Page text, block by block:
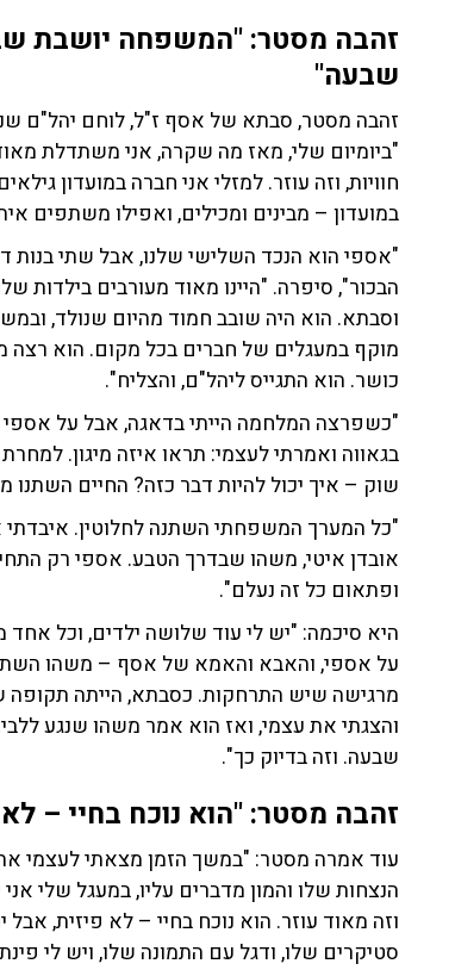
זהבה מסטר: "המשפחה יושבת
שבעה"
"ביומיום שלי, מאז מה שקרה, אני משתדלת
חוויות, וזה עוזר. למזלי אני חברה במועדון
במועדון – מבינים ומכילים, ואפילו משתפים
"אספי הוא הנכד השלישי שלנו, אבל שתי בנות
הבכור", סיפרה. "היינו מאוד מעורבים בילדות
וסבתא. הוא היה שובב חמוד מהיום שנולד,
מוקף במעגלים של חברים בכל מקום. הוא רצה
כושר. הוא התגייס ליהל"ם, והצליח".
"כשפרצה המלחמה הייתי בדאגה, אבל על אספי
בגאווה ואמרתי לעצמי: תראו איזה מיגון.
שוק – איך יכול להיות דבר כזה? החיים השתנו
"כל המערך המשפחתי השתנה לחלוטין.
אובדן איטי, משהו שבדרך הטבע. אספי רק
ופתאום כל זה נעלם".
היא סיכמה: "יש לי עוד שלושה ילדים, וכל
על אספי, והאבא והאמא של אסף – משהו
מרגישה שיש התרחקות. כסבתא, הייתה
והצגתי את עצמי, ואז הוא אמר משהו שנגע
שבעה. וזה בדיוק כך".
זהבה מסטר: "הוא נוכח בחיי –
עוד אמרה מסטר: "במשך הזמן מצאתי לעצמי
הנצחות שלו והמון מדברים עליו, במעגל שלי
וזה מאוד עוזר. הוא נוכח בחיי – לא פיזית,
סטיקרים שלו, ודגל עם התמונה שלו, ויש לי פינת